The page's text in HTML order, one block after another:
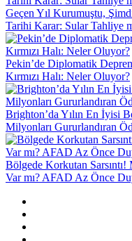
Geçen Yıl Kurumuştu,
Tarihi Karar: Sular Tahliye
Pekin’de Diplomatik
Kırmızı Halı: Neler Oluyor?
Brighton’da Yılın En İyisi
Milyonları Gururlandıran
Bölgede Korkutan
Var mı? AFAD Az Önce